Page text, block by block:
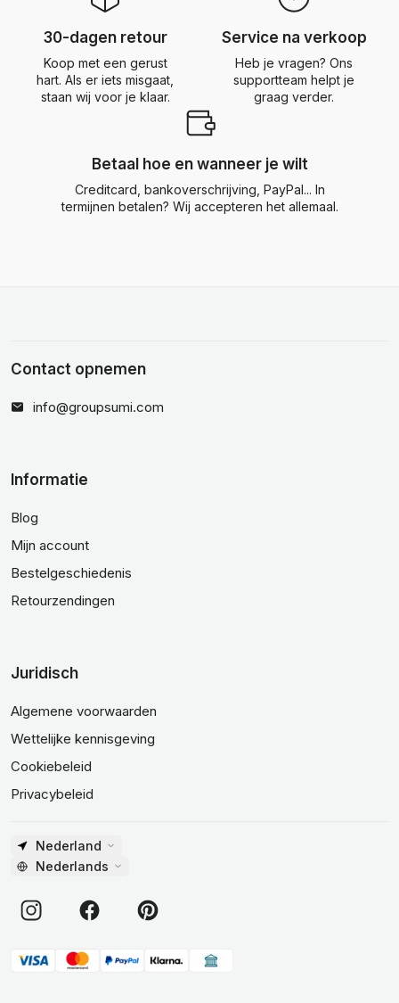
30-dagen retour
Koop met een gerust
hart. Als er iets misgaat,
staan wij voor je klaar.
Service na verkoop
Heb je vragen? Ons
supportteam helpt je
graag verder.
Betaal hoe en wanneer je wilt
Creditcard, bankoverschrijving, PayPal... In
termijnen betalen? Wij accepteren het allemaal.
Contact opnemen
info@groupsumi.com
Informatie
Blog
Mijn account
Bestelgeschiedenis
Retourzendingen
Juridisch
Algemene voorwaarden
Wettelijke kennisgeving
Cookiebeleid
Privacybeleid
Nederland
Nederlands